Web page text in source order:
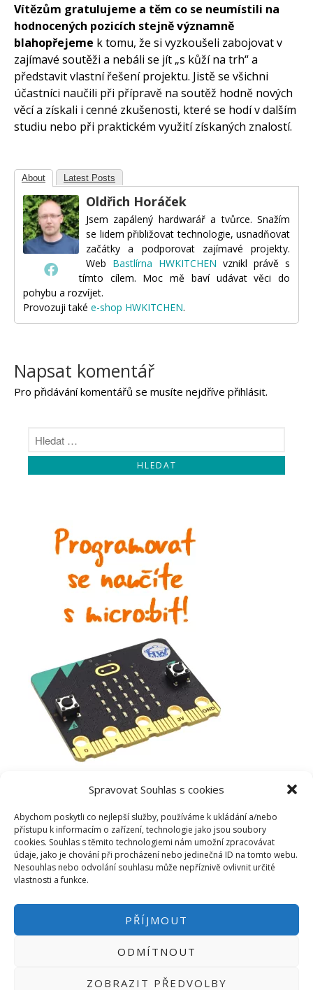
Spravovat Souhlas s cookies
Abychom poskytli co nejlepší služby, používáme k ukládání a/nebo
přístupu k informacím o zařízení, technologie jako jsou soubory
cookies. Souhlas s těmito technologiemi nám umožní zpracovávat
údaje, jako je chování při procházení nebo jedinečná ID na tomto webu.
Nesouhlas nebo odvolání souhlasu může nepříznivě ovlivnit určité
vlastnosti a funkce.
PŘÍJMOUT
ODMÍTNOUT
ZOBRAZIT PŘEDVOLBY
Vítězům gratulujeme a těm co se neumístili na
hodnocených pozicích stejně významně
blahopřejeme k tomu, že si vyzkoušeli zabojovat v
zajímavé soutěži a nebáli se jít „s kůží na trh“ a
představit vlastní řešení projektu. Jistě se všichni
účastníci naučili při přípravě na soutěž hodně nových
věcí a získali i cenné zkušenosti, které se hodí v dalším
studiu nebo při praktickém využití získaných znalostí.
About Latest Posts
Oldřich Horáček
Jsem zapálený hardwarář a tvůrce. Snažím
se lidem přibližovat technologie, usnadňovat
začátky a podporovat zajímavé projekty.
Web Bastlírna HWKITCHEN vznikl právě s
tímto cílem. Moc mě baví udávat věci do
pohybu a rozvíjet.
Provozuji také e-shop HWKITCHEN.
Napsat komentář
Pro přidávání komentářů se musíte nejdříve přihlásit.
PŘIHLÁSIT SE|